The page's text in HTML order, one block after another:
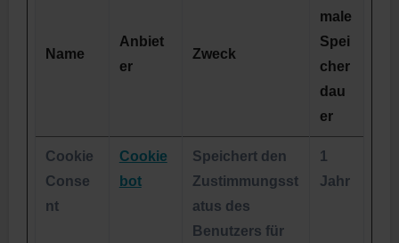
Name
Anbiet
er
Zweck
male
Spei
cher
dau
er
Cookie
Conse
nt
Cookie
bot
Speichert den
Zustimmungsst
atus des
Benutzers für
1
Jahr